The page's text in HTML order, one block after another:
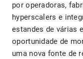
por operadoras,
hyperscalers e
estandes de várias
oportunidade de
uma nova fonte de